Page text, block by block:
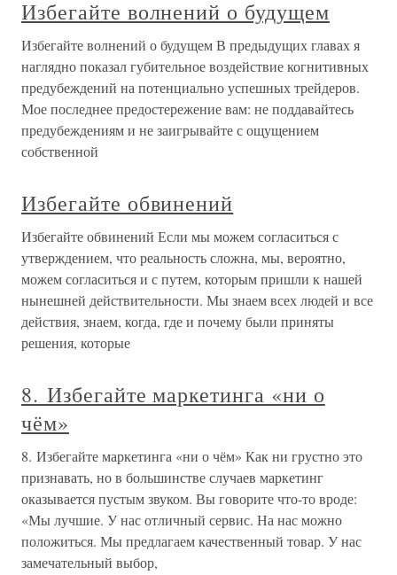
Избегайте волнений о будущем
Избегайте волнений о будущем В предыдущих главах я
наглядно показал губительное воздействие когнитивных
предубеждений на потенциально успешных трейдеров.
Мое последнее предостережение вам: не поддавайтесь
предубеждениям и не заигрывайте с ощущением
собственной
Избегайте обвинений
Избегайте обвинений Если мы можем согласиться с
утверждением, что реальность сложна, мы, вероятно,
можем согласиться и с путем, которым пришли к нашей
нынешней действительности. Мы знаем всех людей и все
действия, знаем, когда, где и почему были приняты
решения, которые
8. Избегайте маркетинга «ни о
чём»
8. Избегайте маркетинга «ни о чём» Как ни грустно это
признавать, но в большинстве случаев маркетинг
оказывается пустым звуком. Вы говорите что-то вроде:
«Мы лучшие. У нас отличный сервис. На нас можно
положиться. Мы предлагаем качественный товар. У нас
замечательный выбор,